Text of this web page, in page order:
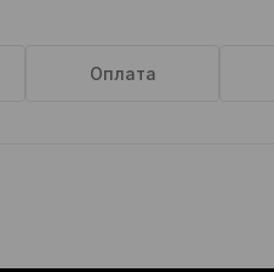
Оплата